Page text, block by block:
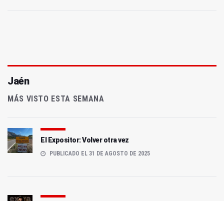
Jaén
MÁS VISTO ESTA SEMANA
El Expositor: Volver otra vez
PUBLICADO EL 31 DE AGOSTO DE 2025